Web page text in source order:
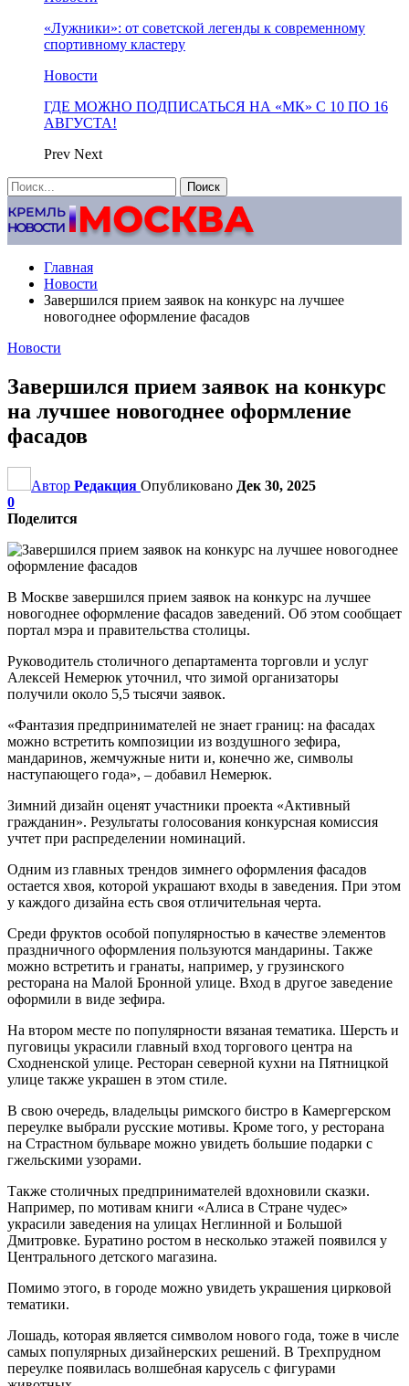
«Лужники»: от советской легенды к современному
спортивному кластеру
Новости
ГДЕ МОЖНО ПОДПИСАТЬСЯ НА «МК» С 10 ПО 16
АВГУСТА!
Prev Next
Главная
Новости
Завершился прием заявок на конкурс на лучшее
новогоднее оформление фасадов
Новости
Завершился прием заявок на конкурс
на лучшее новогоднее оформление
фасадов
Автор Редакция Опубликовано Дек 30, 2025
0
Поделится
В Москве завершился прием заявок на конкурс на лучшее
новогоднее оформление фасадов заведений. Об этом сообщает
портал мэра и правительства столицы.
Руководитель столичного департамента торговли и услуг
Алексей Немерюк уточнил, что зимой организаторы
получили около 5,5 тысячи заявок.
«Фантазия предпринимателей не знает границ: на фасадах
можно встретить композиции из воздушного зефира,
мандаринов, жемчужные нити и, конечно же, символы
наступающего года», – добавил Немерюк.
Зимний дизайн оценят участники проекта «Активный
гражданин». Результаты голосования конкурсная комиссия
учтет при распределении номинаций.
Одним из главных трендов зимнего оформления фасадов
остается хвоя, которой украшают входы в заведения. При этом
у каждого дизайна есть своя отличительная черта.
Среди фруктов особой популярностью в качестве элементов
праздничного оформления пользуются мандарины. Также
можно встретить и гранаты, например, у грузинского
ресторана на Малой Бронной улице. Вход в другое заведение
оформили в виде зефира.
На втором месте по популярности вязаная тематика. Шерсть и
пуговицы украсили главный вход торгового центра на
Сходненской улице. Ресторан северной кухни на Пятницкой
улице также украшен в этом стиле.
В свою очередь, владельцы римского бистро в Камергерском
переулке выбрали русские мотивы. Кроме того, у ресторана
на Страстном бульваре можно увидеть большие подарки с
гжельскими узорами.
Также столичных предпринимателей вдохновили сказки.
Например, по мотивам книги «Алиса в Стране чудес»
украсили заведения на улицах Неглинной и Большой
Дмитровке. Буратино ростом в несколько этажей появился у
Центрального детского магазина.
Помимо этого, в городе можно увидеть украшения цирковой
тематики.
Лошадь, которая является символом нового года, тоже в числе
самых популярных дизайнерских решений. В Трехпрудном
переулке появилась волшебная карусель с фигурами